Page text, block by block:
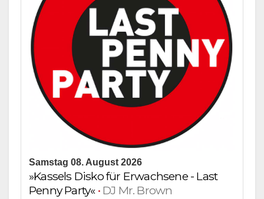
Samstag 08. August 2026
»Kassels Disko für Erwachsene - Last
Penny Party« • DJ Mr. Brown